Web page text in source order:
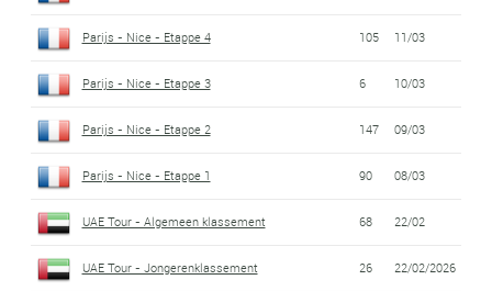
Parijs - Nice - Etappe 4 105 11/03
Parijs - Nice - Etappe 3 6 10/03
Parijs - Nice - Etappe 2 147 09/03
Parijs - Nice - Etappe 1 90 08/03
UAE Tour - Algemeen klassement 68 22/02
UAE Tour - Jongerenklassement 26 22/02/2026